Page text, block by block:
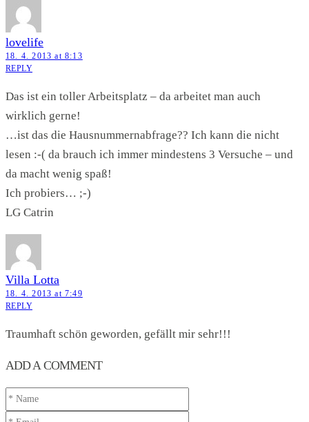
lovelife
18. 4. 2013 at 8:13
REPLY
Das ist ein toller Arbeitsplatz – da arbeitet man auch
wirklich gerne!
…ist das die Hausnummernabfrage?? Ich kann die nicht
lesen :-( da brauch ich immer mindestens 3 Versuche – und
da macht wenig spaß!
Ich probiers… ;-)
LG Catrin
Villa Lotta
18. 4. 2013 at 7:49
REPLY
Traumhaft schön geworden, gefällt mir sehr!!!
ADD A COMMENT